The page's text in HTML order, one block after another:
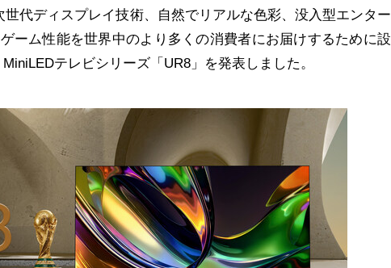
世代ディスプレイ技術、自然でリアルな色彩、没入型エンター
ーム性能を世界中のより多くの消費者にお届けするために設
テレビシリーズ「UR8」を発表しました。